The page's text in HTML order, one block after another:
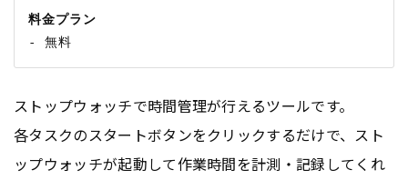
料金プラン
ストップウォッチで時間管理が行えるツールです。
各タスクのスタートボタンをクリックするだけで、スト
ップウォッチが起動して作業時間を計測・記録してくれ